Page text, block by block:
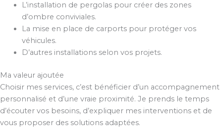
L’installation de pergolas pour créer des zones
d’ombre conviviales.
La mise en place de carports pour protéger vos
véhicules.
D’autres installations selon vos projets.
Ma valeur ajoutée
Choisir mes services, c’est bénéficier d’un accompagnement
personnalisé et d’une vraie proximité. Je prends le temps
d’écouter vos besoins, d’expliquer mes interventions et de
vous proposer des solutions adaptées.